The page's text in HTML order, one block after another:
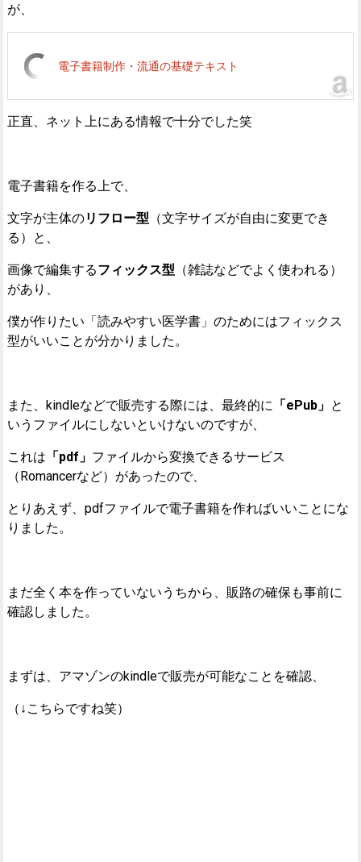
が、
電子書籍制作・流通の基礎テキスト
正直、ネット上にある情報で十分でした笑
電子書籍を作る上で、
文字が主体のリフロー型 （文字サイズが自由に変更でき
る）と、
画像で編集するフィックス型 （雑誌などでよく使われる）
があり、
僕が作りたい「読みやすい医学書」のためにはフィックス
型がいいことが分かりました。
また、kindleなどで販売する際には、最終的に 「ePub」 と
いうファイルにしないといけないのですが、
これは 「pdf」 ファイルから変換できるサービス
（Romancerなど）があったので、
とりあえず、pdfファイルで電子書籍を作ればいいことにな
りました。
まだ全く本を作っていないうちから、販路の確保も事前に
確認しました。
まずは、アマゾンのkindleで販売が可能なことを確認、
（↓こちらですね笑）